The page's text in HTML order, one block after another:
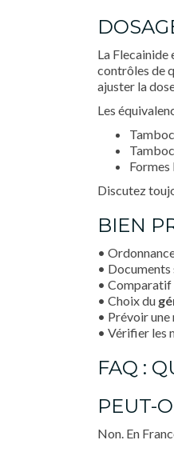
La Flecainide
contrôles de
ajuster la
Les
Discutez
BIEN
•
•
• Comparatif
• Choix du
• Prévoir
• Vérifier les
FAQ :
PEUT-
Non. En